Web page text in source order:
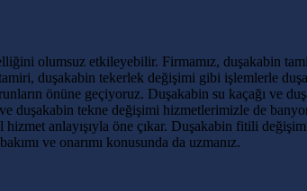
olumsuz etkileyebilir. Firmamız, duşakabin
duşakabin tekerlek değişimi gibi işlemlerle
önüne geçiyoruz. Duşakabin su kaçağı ve
duşakabin tekne değişimi hizmetlerimizle de
anlayışıyla öne çıkar. Duşakabin fitili
ve onarımı konusunda da uzmanız.